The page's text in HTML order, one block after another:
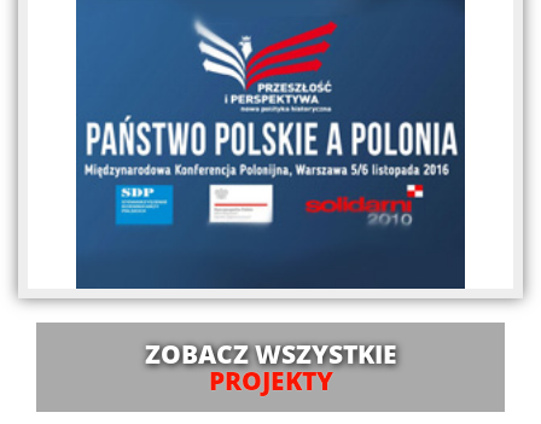
ZOBACZ WSZYSTKIE
PROJEKTY